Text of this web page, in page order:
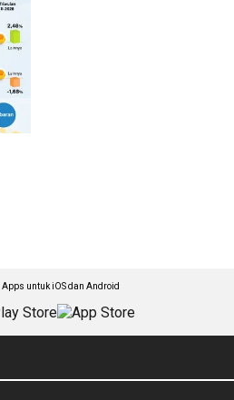
untuk iOS dan Android